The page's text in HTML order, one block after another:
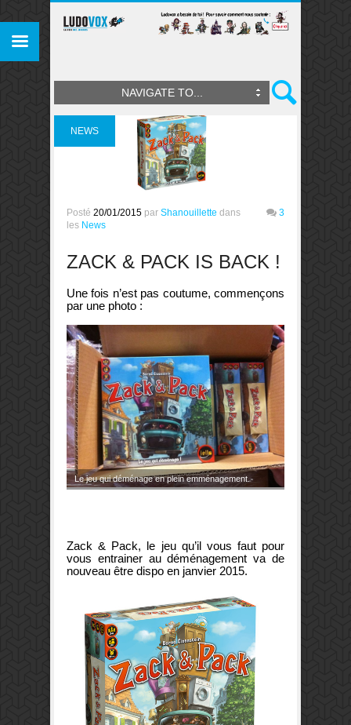
NAVIGATE TO...
NEWS
Posté 20/01/2015 par Shanouillette dans
les News
3
ZACK & PACK IS BACK !
Une fois n’est pas coutume, commençons
par une photo :
Le jeu qui déménage en plein emménagement.
Zack & Pack, le jeu qu’il vous faut pour
vous entrainer au déménagement va de
nouveau être dispo en janvier 2015.